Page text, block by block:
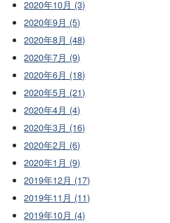
2020年10月 (3)
2020年9月 (5)
2020年8月 (48)
2020年7月 (9)
2020年6月 (18)
2020年5月 (21)
2020年4月 (4)
2020年3月 (16)
2020年2月 (6)
2020年1月 (9)
2019年12月 (17)
2019年11月 (11)
2019年10月 (4)